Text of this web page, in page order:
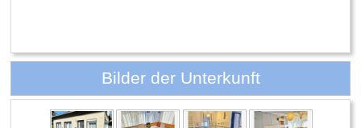
Bilder der Unterkunft